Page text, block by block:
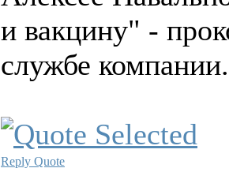
и вакцину" -
службе компании.
Reply Quote